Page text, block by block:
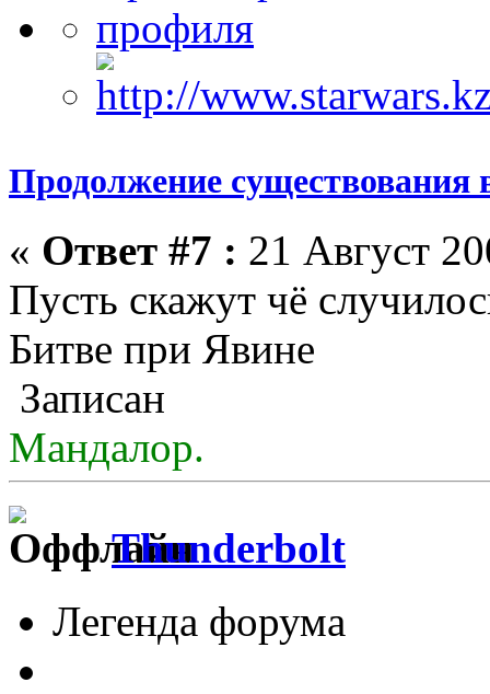
Продолжение существования
« Ответ #7 : 21 Август
Пусть скажут чё
Битве при Явине
Записан
Мандалор.
Thunderbolt
Легенда форума